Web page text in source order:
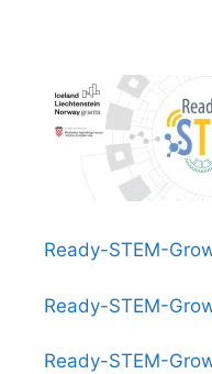
Ready-STEM-
Ready-STEM-
Ready-STEM-